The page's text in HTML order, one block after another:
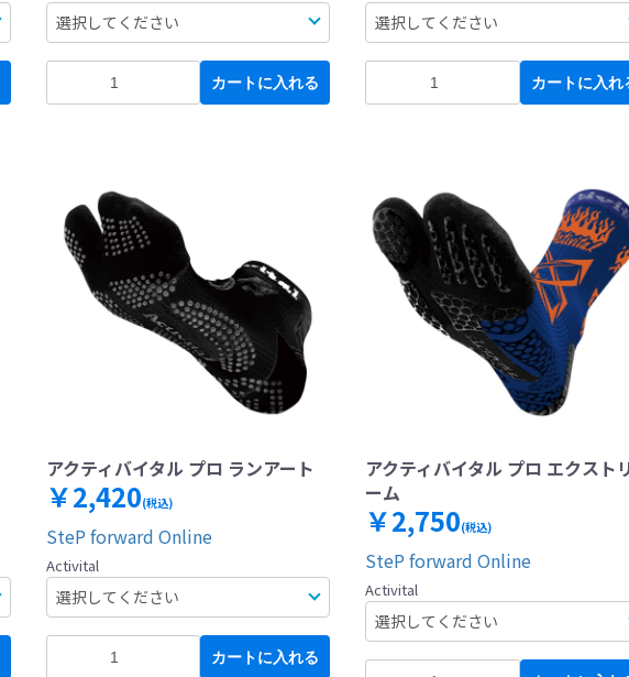
カートに入れる カートに入れ
アクティバイタル プロ ランアート
￥2,420(税込)
SteP forward Online
Activital
カートに入れる
アクティバイタル プロ エクスト
ーム
￥2,750(税込)
SteP forward Online
Activital